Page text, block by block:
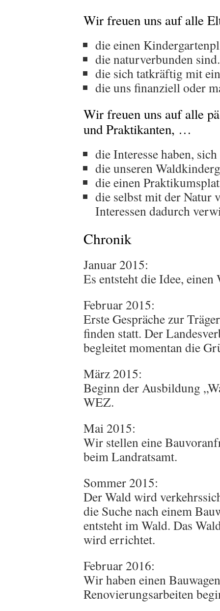
Wir freuen uns auf alle
die einen
die naturverbunden sind.
die sich tatkräftig mit
die uns finanziell oder
Wir freuen uns auf alle
und Praktikanten, …
die Interesse haben,
die unseren
die einen
die selbst mit der Natur
Interessen dadurch
Chronik
Januar 2015:
Es entsteht die Idee,
Februar 2015:
Erste Gespräche zur
finden statt. Der
begleitet momentan die
März 2015:
Beginn der Ausbildung
WEZ.
Mai 2015:
Wir stellen eine
beim Landratsamt.
Sommer 2015:
Der Wald wird
die Suche nach einem
entsteht im Wald. Das
wird errichtet.
Februar 2016:
Wir haben einen
Renovierungsarbeiten